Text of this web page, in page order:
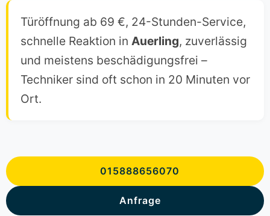
Türöffnung ab 69 €, 24-Stunden-Service,
schnelle Reaktion in Auerling, zuverlässig
und meistens beschädigungsfrei –
Techniker sind oft schon in 20 Minuten vor
Ort.
015888656070
Anfrage